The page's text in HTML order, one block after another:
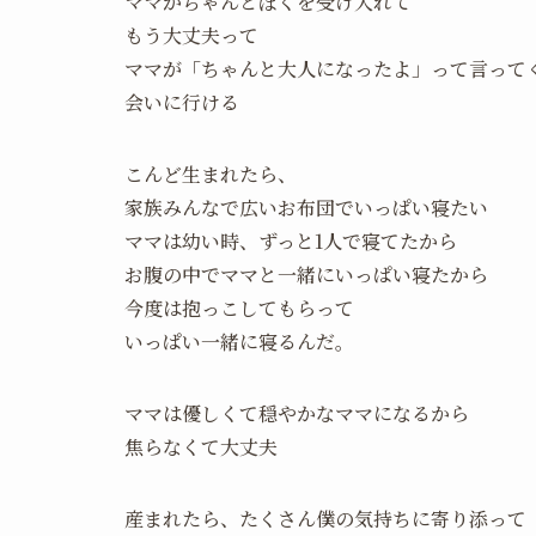
もう大丈夫って
ママが「ちゃんと大人になったよ」って言って
会いに行ける
こんど生まれたら、
家族みんなで広いお布団でいっぱい寝たい
ママは幼い時、ずっと1人で寝てたから
お腹の中でママと一緒にいっぱい寝たから
今度は抱っこしてもらって
いっぱい一緒に寝るんだ。
ママは優しくて穏やかなママになるから
焦らなくて大丈夫
産まれたら、たくさん僕の気持ちに寄り添って